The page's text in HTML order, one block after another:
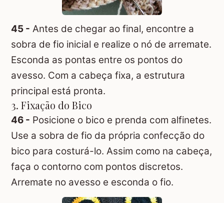
45 - Antes de chegar ao final, encontre a
sobra de fio inicial e realize o nó de arremate.
Esconda as pontas entre os pontos do
avesso. Com a cabeça fixa, a estrutura
principal está pronta.
3. Fixação do Bico
46 - Posicione o bico e prenda com alfinetes.
Use a sobra de fio da própria confecção do
bico para costurá-lo. Assim como na cabeça,
faça o contorno com pontos discretos.
Arremate no avesso e esconda o fio.